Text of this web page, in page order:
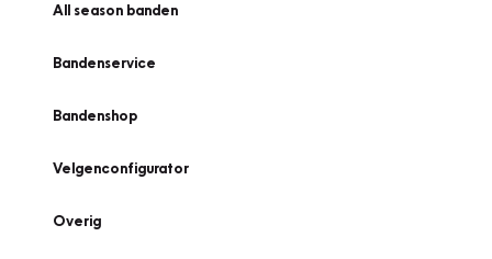
All season banden
Bandenservice
Bandenshop
Velgenconfigurator
Overig